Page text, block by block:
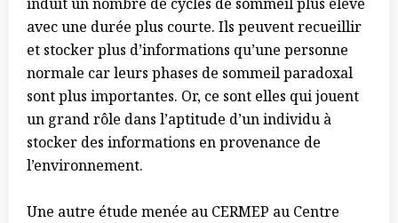
avec une durée plus courte. Ils peuvent recueillir
et stocker plus d’informations qu’une personne
normale car leurs phases de sommeil paradoxal
sont plus importantes. Or, ce sont elles qui jouent
un grand rôle dans l’aptitude d’un individu à
stocker des informations en provenance de
l’environnement.
Une autre étude menée au CERMEP au Centre